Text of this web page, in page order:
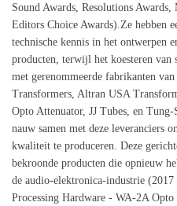
Sound Awards, Resolutions
Editors Choice Awards).Ze hebben
technische kennis in het ontwerpen
producten, terwijl het koesteren van
met gerenommeerde fabrikanten
Transformers, Altran USA
Opto Attenuator, JJ Tubes, en
nauw samen met deze leveranciers
kwaliteit te produceren. Deze
bekroonde producten die opnieuw
de audio-elektronica-industrie
Processing Hardware - WA-2A Opto